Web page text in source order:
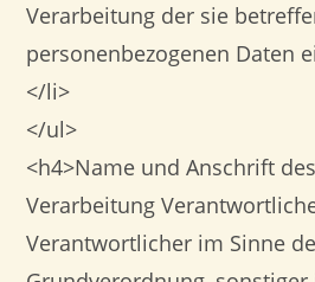
Verarbeitung der sie
personenbezogenen Daten
</li>
</ul>
<h4>Name und Anschrift
Verarbeitung
Verantwortlicher im Sinne